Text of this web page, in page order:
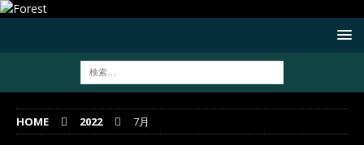
HOME 2022 7月